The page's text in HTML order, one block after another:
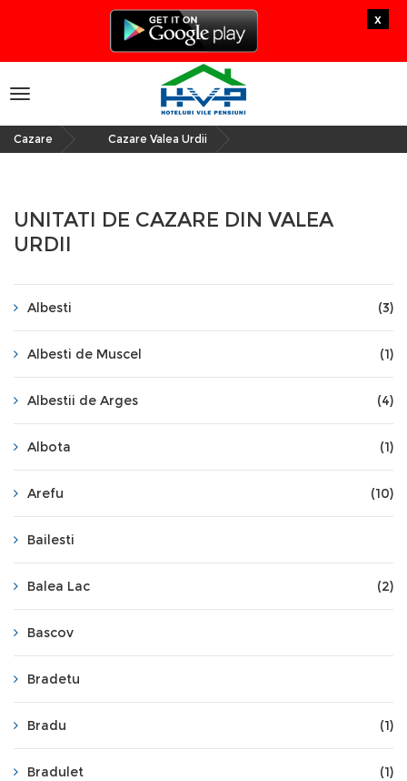
x
Toggle
navigation
Cazare Cazare Valea Urdii
UNITATI DE CAZARE DIN VALEA
URDII
Albesti (3)
Albesti de Muscel (1)
Albestii de Arges (4)
Albota (1)
Arefu (10)
Bailesti
Balea Lac (2)
Bascov
Bradetu
Bradu (1)
Bradulet (1)